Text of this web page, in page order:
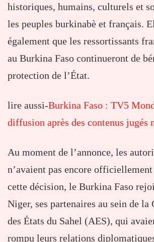
historiques, humains, culturels et
les peuples burkinabè et français.
également que les ressortissants
au Burkina Faso continueront de
protection de l’État.
lire aussi-Burkina Faso : TV5
diffusion après des contenus jugés
Au moment de l’annonce, les
n’avaient pas encore
cette décision, le Burkina Faso
Niger, ses partenaires au sein de la
des États du Sahel (AES), qui
rompu leurs relations